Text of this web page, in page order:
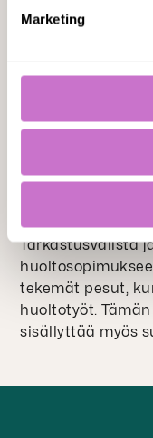
Marketing
Jos haluat
jätesäiliöiden
huolto. Koska
räätälöidään
tarkastusvälit
Tarkastusvälistä
tekemät pesut,
huoltotyöt.
sisällyttää myös